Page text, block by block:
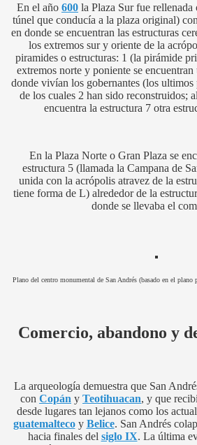
En el año 600 la Plaza Sur fue
túnel que conducía a la plaza original)
en donde se encuentran las estructuras
los extremos sur y oriente de la
piramides o estructuras: 1 (la pirámide
extremos norte y poniente se encuentran
donde vivían los gobernantes (los ultimos
de los cuales 2 han sido reconstruidos;
encuentra la estructura 7 otra
En la Plaza Norte o Gran Plaza se
estructura 5 (llamada la Campana de
unida con la acrópolis atravez de la
tiene forma de L) alrededor de la
donde se llevaba el
Plano del centro monumental de San Andrés (basado en el
Comercio, abandono y
La arqueología demuestra que San
con Copán y Teotihuacan, y que
desde lugares tan lejanos como los
guatemaltecoy Belice. San Andrés
hacia finales del siglo IX. La última